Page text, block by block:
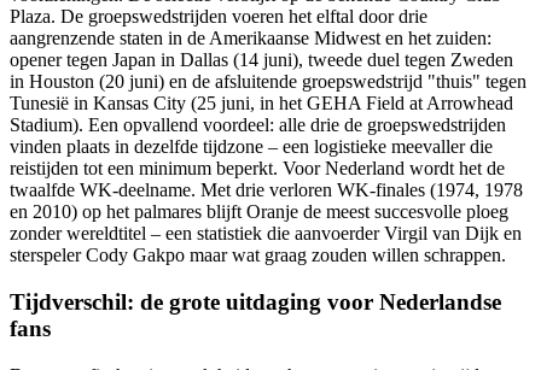
Plaza. De groepswedstrijden voeren het elftal door drie
aangrenzende staten in de Amerikaanse Midwest en het zuiden:
opener tegen Japan in Dallas (14 juni), tweede duel tegen Zweden
in Houston (20 juni) en de afsluitende groepswedstrijd "thuis" tegen
Tunesië in Kansas City (25 juni, in het GEHA Field at Arrowhead
Stadium). Een opvallend voordeel: alle drie de groepswedstrijden
vinden plaats in dezelfde tijdzone – een logistieke meevaller die
reistijden tot een minimum beperkt. Voor Nederland wordt het de
twaalfde WK-deelname. Met drie verloren WK-finales (1974, 1978
en 2010) op het palmares blijft Oranje de meest succesvolle ploeg
zonder wereldtitel – een statistiek die aanvoerder Virgil van Dijk en
sterspeler Cody Gakpo maar wat graag zouden willen schrappen.
Tijdverschil: de grote uitdaging voor Nederlandse
fans